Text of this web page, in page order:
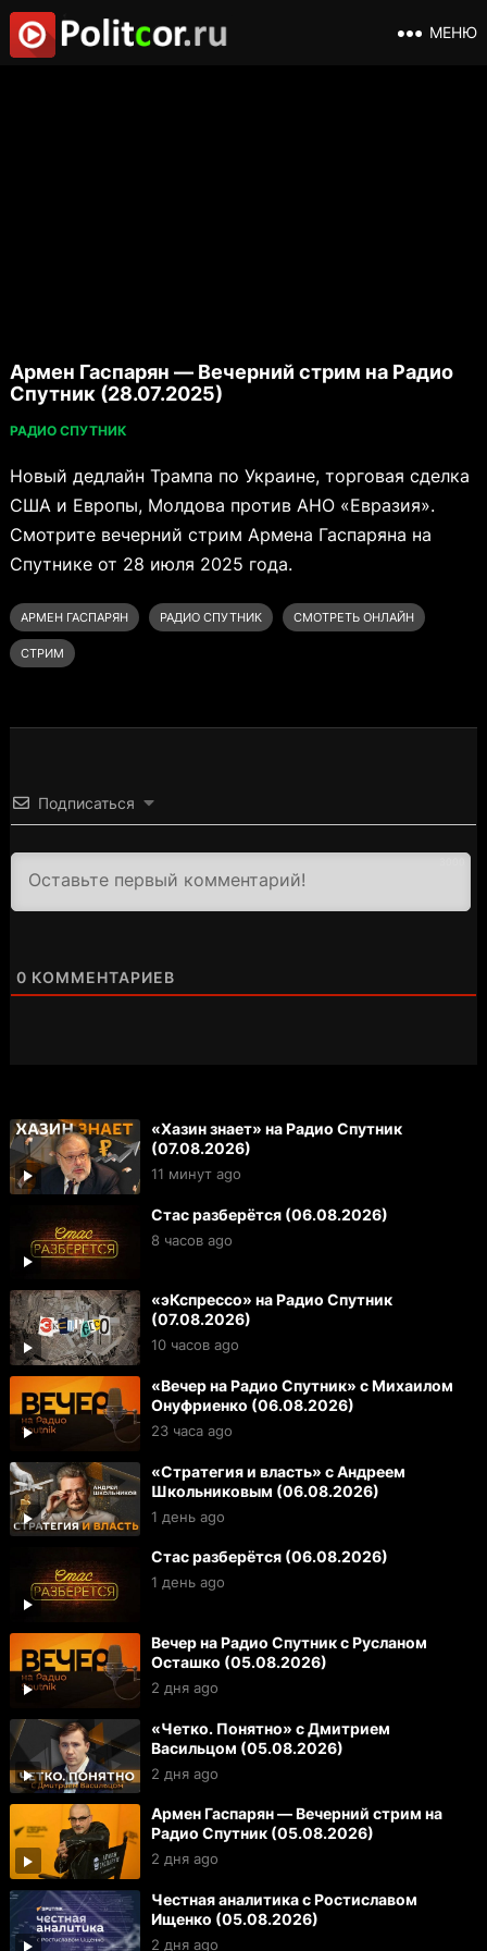
МЕНЮ
Армен Гаспарян — Вечерний стрим на Радио
Спутник (28.07.2025)
РАДИО СПУТНИК
Новый дедлайн Трампа по Украине, торговая сделка
США и Европы, Молдова против АНО «Евразия».
Смотрите вечерний стрим Армена Гаспаряна на
Спутнике от 28 июля 2025 года.
АРМЕН ГАСПАРЯН РАДИО СПУТНИК СМОТРЕТЬ ОНЛАЙН
СТРИМ
Подписаться
0 КОММЕНТАРИЕВ
«Хазин знает» на Радио Спутник
(07.08.2026)
11 минут ago
Стас разберётся (06.08.2026)
8 часов ago
«эКспрессо» на Радио Спутник
(07.08.2026)
10 часов ago
«Вечер на Радио Спутник» с Михаилом
Онуфриенко (06.08.2026)
23 часа ago
«Стратегия и власть» с Андреем
Школьниковым (06.08.2026)
1 день ago
Стас разберётся (06.08.2026)
1 день ago
Вечер на Радио Спутник с Русланом
Осташко (05.08.2026)
2 дня ago
«Четко. Понятно» с Дмитрием
Васильцом (05.08.2026)
2 дня ago
Армен Гаспарян — Вечерний стрим на
Радио Спутник (05.08.2026)
2 дня ago
Честная аналитика с Ростиславом
Ищенко (05.08.2026)
2 дня ago